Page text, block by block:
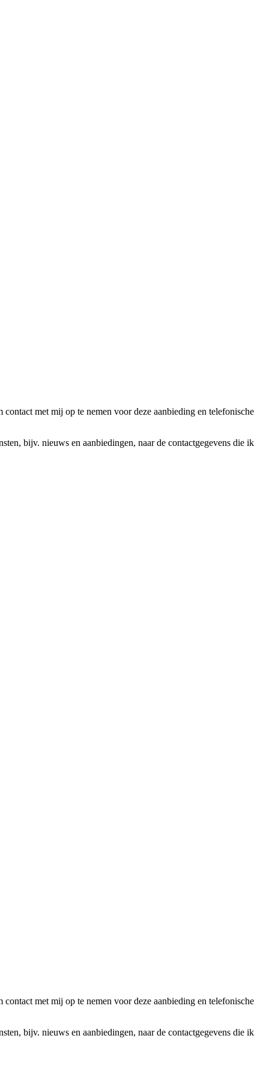
met mij op te nemen voor deze aanbieding en telefonische
bijv. nieuws en aanbiedingen, naar de contactgegevens die ik
met mij op te nemen voor deze aanbieding en telefonische
bijv. nieuws en aanbiedingen, naar de contactgegevens die ik